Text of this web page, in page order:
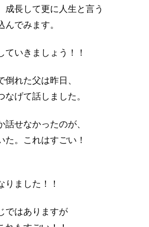
成長して更に人生と言う
でみます。
ていきましょう！！
れた父は昨日、
げて話しました。
せなかったのが、
た。これはすごい！
りました！！
ではありますが